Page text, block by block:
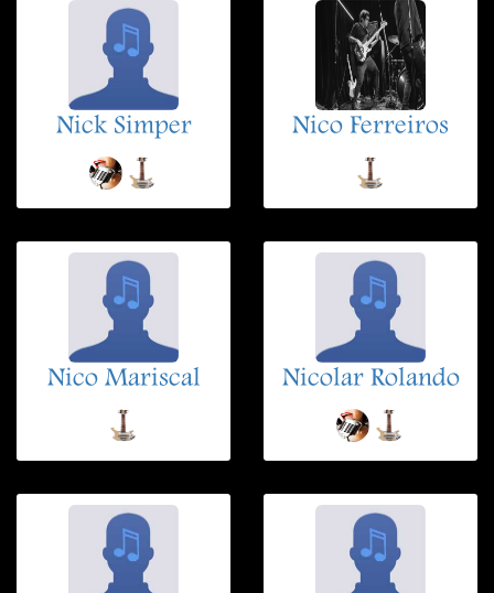
Nick Simper Nico Ferreiros
Nico Mariscal Nicolar Rolando